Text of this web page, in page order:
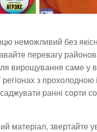
неможливий без
перевагу
вирощування саме у
регіонах з прохолодною
ранні сорти
матеріал, звертайте